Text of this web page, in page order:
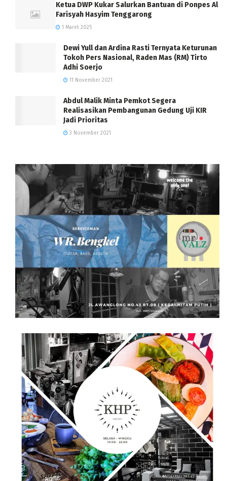
Ketua DWP Kukar Salurkan Bantuan di Ponpes Al
Farisyah Hasyim Tenggarong
1 Maret 2025
Dewi Yull dan Ardina Rasti Ternyata Keturunan
Tokoh Pers Nasional, Raden Mas (RM) Tirto
Adhi Soerjo
11 November 2021
Abdul Malik Minta Pemkot Segera
Realisasikan Pembangunan Gedung Uji KIR
Jadi Prioritas
3 November 2021